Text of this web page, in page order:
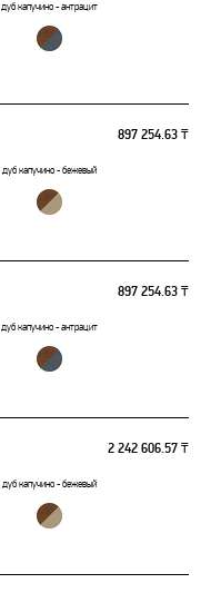
дуб капучино - антрацит
897 254.63 ₸
дуб капучино - бежевый
897 254.63 ₸
дуб капучино - антрацит
2 242 606.57 ₸
дуб капучино - бежевый